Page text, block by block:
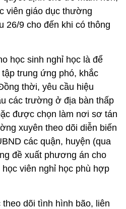
viên giáo dục thường
26/9 cho đến khi có thông
học sinh nghỉ học là để
trung ứng phó, khắc
thời, yêu cầu hiệu
các trường ở địa bàn thấp
được chọn làm nơi sơ tán
xuyên theo dõi diễn biến
các quận, huyện (qua
đề xuất phương án cho
viên nghỉ học phù hợp
dõi tình hình bão, liên